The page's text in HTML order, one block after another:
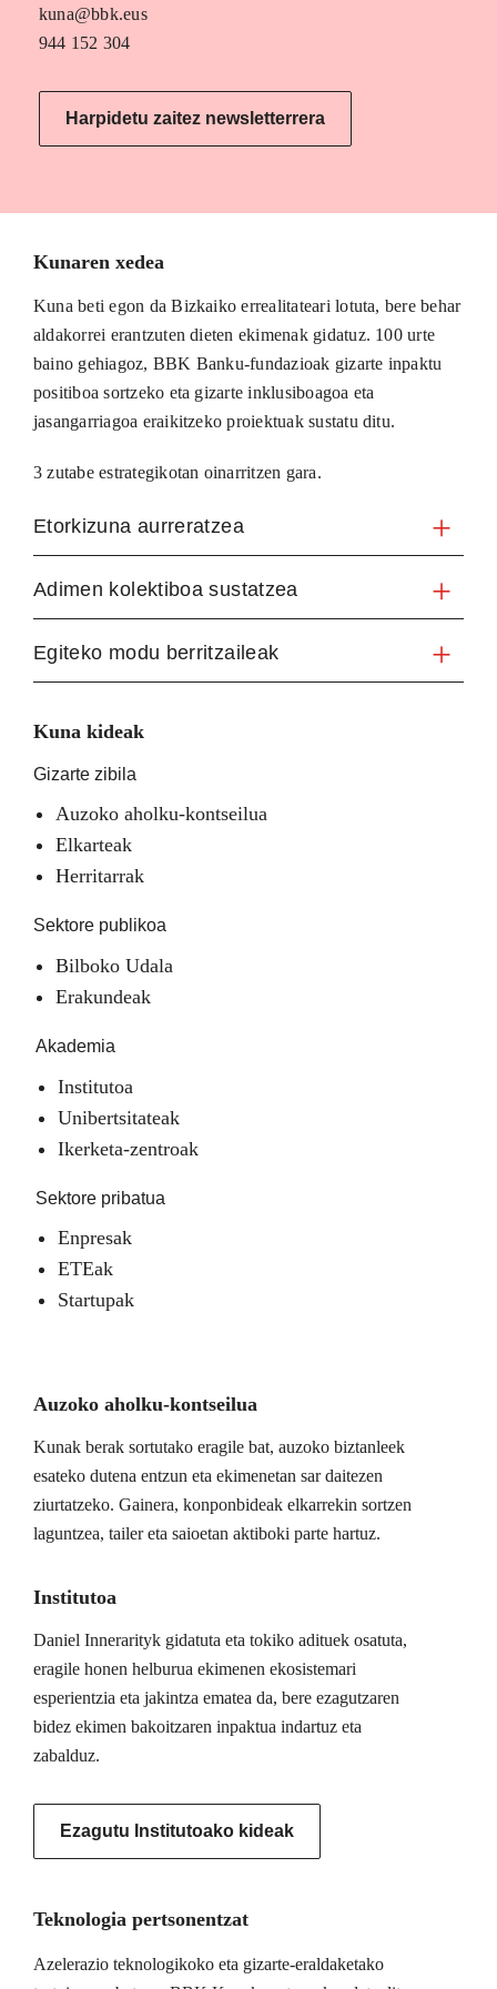
kuna@bbk.eus
944 152 304
Harpidetu zaitez newsletterrera
Kunaren xedea
Kuna beti egon da Bizkaiko errealitateari lotuta, bere behar
aldakorrei erantzuten dieten ekimenak gidatuz. 100 urte
baino gehiagoz, BBK Banku-fundazioak gizarte inpaktu
positiboa sortzeko eta gizarte inklusiboagoa eta
jasangarriagoa eraikitzeko proiektuak sustatu ditu.
3 zutabe estrategikotan oinarritzen gara.
Etorkizuna aurreratzea
Adimen kolektiboa sustatzea
Egiteko modu berritzaileak
Kuna kideak
Gizarte zibila
Auzoko aholku-kontseilua
Elkarteak
Herritarrak
Sektore publikoa
Bilboko Udala
Erakundeak
Akademia
Institutoa
Unibertsitateak
Ikerketa-zentroak
Sektore pribatua
Enpresak
ETEak
Startupak
Auzoko aholku-kontseilua
Kunak berak sortutako eragile bat, auzoko biztanleek
esateko dutena entzun eta ekimenetan sar daitezen
ziurtatzeko. Gainera, konponbideak elkarrekin sortzen
laguntzea, tailer eta saioetan aktiboki parte hartuz.
Institutoa
Daniel Innerarityk gidatuta eta tokiko adituek osatuta,
eragile honen helburua ekimenen ekosistemari
esperientzia eta jakintza ematea da, bere ezagutzaren
bidez ekimen bakoitzaren inpaktua indartuz eta
zabalduz.
Ezagutu Institutoako kideak
Teknologia pertsonentzat
Azelerazio teknologikoko eta gizarte-eraldaketako